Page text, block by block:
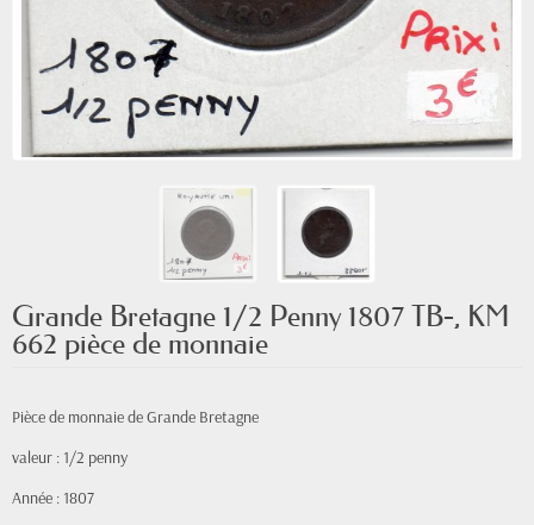
Grande Bretagne 1/2 Penny 1807 TB-, KM
662 pièce de monnaie
Pièce de monnaie de Grande Bretagne
valeur : 1/2 penny
Année : 1807